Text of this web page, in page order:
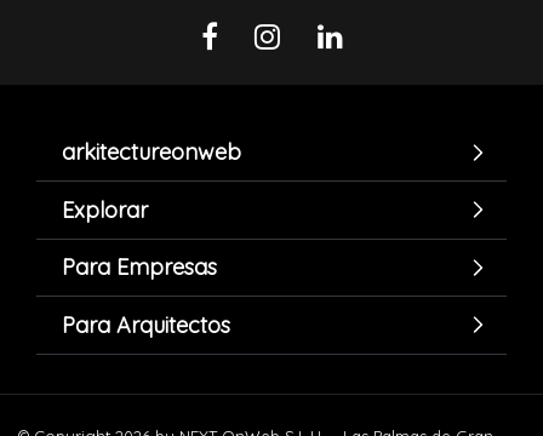
arkitectureonweb
Explorar
Para Empresas
Para Arquitectos